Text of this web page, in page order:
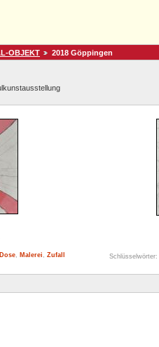
OBJEKT 2018 Göppingen
Dose, Malerei Zufall
Schlüsselwörter: